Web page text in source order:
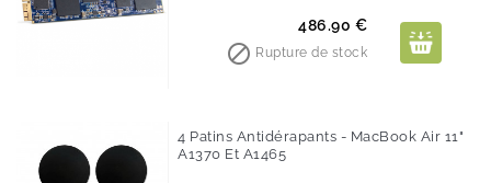
Prix
486.90 €
 Rupture de stock
4 Patins Antidérapants - MacBook Air 11"
A1370 Et A1465